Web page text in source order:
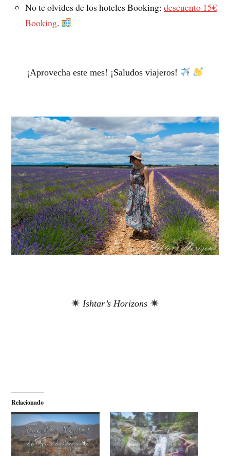
No te olvides de los hoteles Booking:descuento 15€
Booking.
¡Aprovecha este mes! ¡Saludos viajeros!
Ishtar’s Horizons
Relacionado